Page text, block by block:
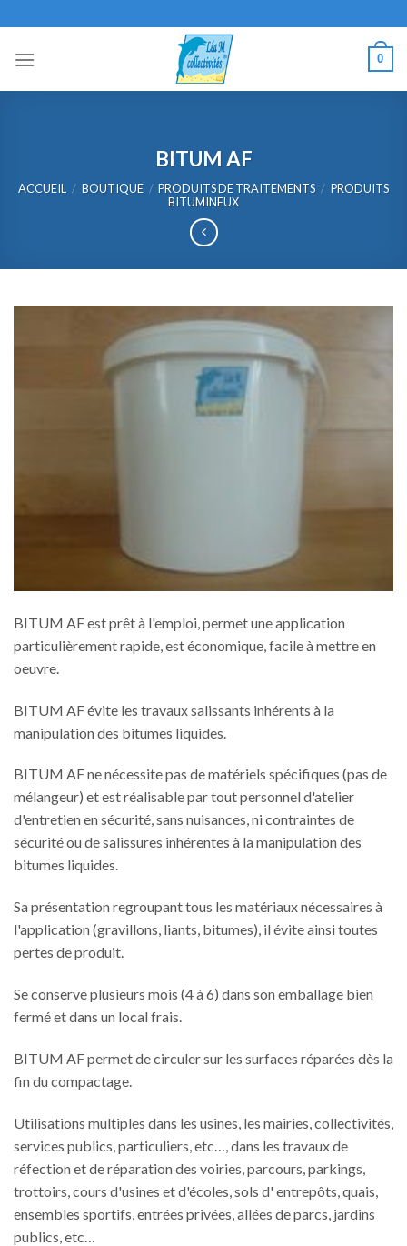
to
content
0
BITUM AF
ACCUEIL / BOUTIQUE / PRODUITS DE TRAITEMENTS / PRODUITS
BITUMINEUX
BITUM AF est prêt à l'emploi, permet une application
particulièrement rapide, est économique, facile à mettre en
oeuvre.
BITUM AF évite les travaux salissants inhérents à la
manipulation des bitumes liquides.
BITUM AF ne nécessite pas de matériels spécifiques (pas de
mélangeur) et est réalisable par tout personnel d'atelier
d'entretien en sécurité, sans nuisances, ni contraintes de
sécurité ou de salissures inhérentes à la manipulation des
bitumes liquides.
Sa présentation regroupant tous les matériaux nécessaires à
l'application (gravillons, liants, bitumes), il évite ainsi toutes
pertes de produit.
Se conserve plusieurs mois (4 à 6) dans son emballage bien
fermé et dans un local frais.
BITUM AF permet de circuler sur les surfaces réparées dès la
fin du compactage.
Utilisations multiples dans les usines, les mairies, collectivités,
services publics, particuliers, etc…, dans les travaux de
réfection et de réparation des voiries, parcours, parkings,
trottoirs, cours d'usines et d'écoles, sols d' entrepôts, quais,
ensembles sportifs, entrées privées, allées de parcs, jardins
publics, etc…